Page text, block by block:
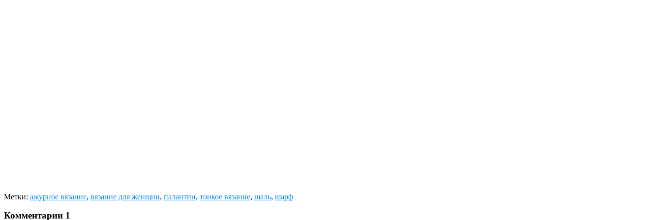
Метки: ажурное вязание, вязание для женщин, палантин, тонкое вязание, шаль, шарф
Комментарии 1